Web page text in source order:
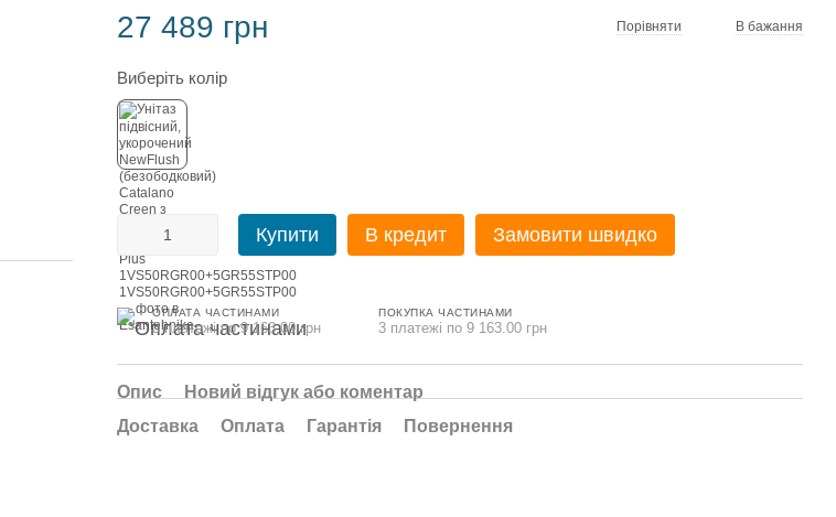
27 489 грн Порівняти В бажання
Виберіть колір
Купити В кредит Замовити швидко
ОПЛАТА ЧАСТИНАМИ
3 платежі по 9 163.00 грн
ПОКУПКА ЧАСТИНАМИ
3 платежі по 9 163.00 грн
Опис
Новий відгук або коментар
Доставка
Оплата Гарантія Повернення